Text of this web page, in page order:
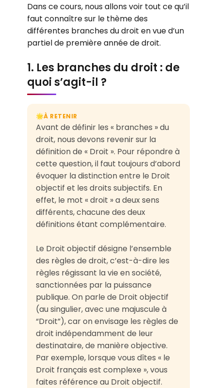
Dans ce cours, nous allons voir tout ce qu’il
faut connaître sur le thème des
différentes branches du droit en vue d’un
partiel de première année de droit.
1. Les branches du droit : de
quoi s’agit-il ?
🌟À RETENIR
Avant de définir les « branches » du
droit, nous devons revenir sur la
définition de « Droit ». Pour répondre à
cette question, il faut toujours d’abord
évoquer la distinction entre le Droit
objectif et les droits subjectifs. En
effet, le mot « droit » a deux sens
différents, chacune des deux
définitions étant complémentaire.
Le Droit objectif désigne l’ensemble
des règles de droit, c’est-à-dire les
règles régissant la vie en société,
sanctionnées par la puissance
publique. On parle de Droit objectif
(au singulier, avec une majuscule à
“Droit”), car on envisage les règles de
droit indépendamment de leur
destinataire, de manière objective.
Par exemple, lorsque vous dîtes « le
Droit français est complexe », vous
faites référence au Droit objectif.